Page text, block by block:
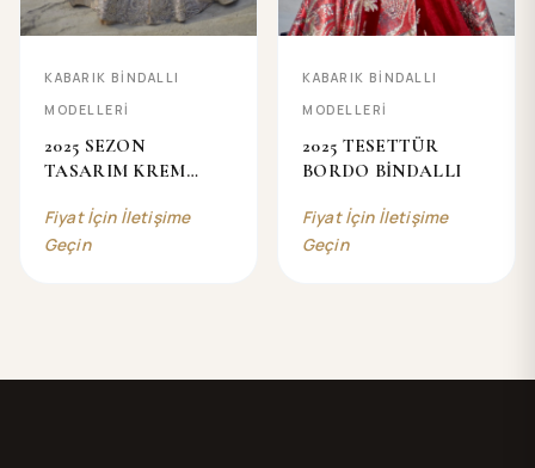
KABARIK BİNDALLI
MODELLERİ
2025 SEZON
TASARIM KREM
Fiyat İçin İletişime
Geçin
KABARIK BİNDALLI
MODELLERİ
2025 TESETTÜR
BORDO BİNDALLI
Fiyat İçin İletişime
Geçin